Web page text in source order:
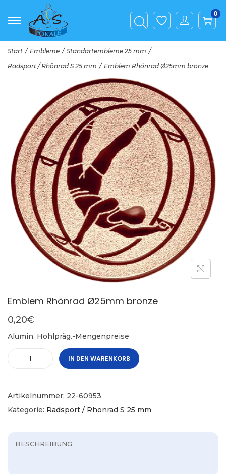
0
Start / Embleme / Standartembleme 25 mm /
Radsport / Rhönrad S 25 mm / Emblem Rhönrad Ø25mm bronze
Emblem Rhönrad Ø25mm bronze
0,20€
Alumin. Hohlpräg.-Mengenpreise
IN DEN WARENKORB
Artikelnummer: 22-60953
Kategorie: Radsport / Rhönrad S 25 mm
BESCHREIBUNG